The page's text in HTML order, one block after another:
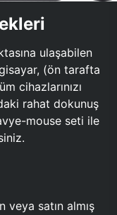
ulaşabilen
(ön tarafta
cihazlarınızı
rahat dokunuş
mouse seti ile
satın almış